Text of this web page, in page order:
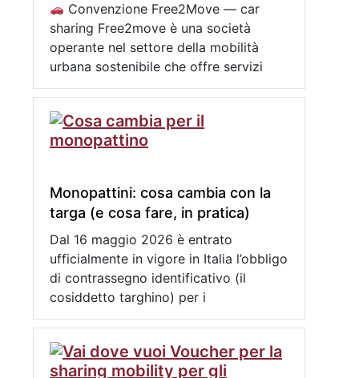
Convenzione Free2Move — car
sharing Free2move è una società
operante nel settore della mobilità
urbana sostenibile che offre servizi
Monopattini: cosa cambia con la
targa (e cosa fare, in pratica)
Dal 16 maggio 2026 è entrato
ufficialmente in vigore in Italia l’obbligo
di contrassegno identificativo (il
cosiddetto targhino) per i